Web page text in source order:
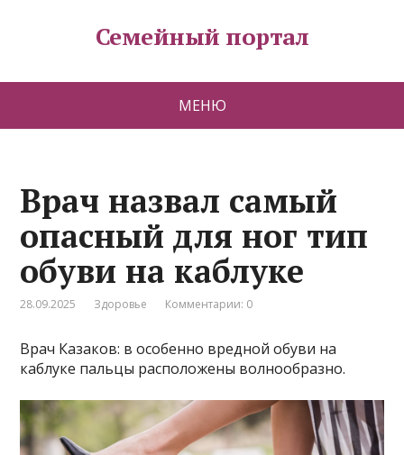
Семейный портал
МЕНЮ
Врач назвал самый
опасный для ног тип
обуви на каблуке
28.09.2025 Здоровье Комментарии: 0
Врач Казаков: в особенно вредной обуви на
каблуке пальцы расположены волнообразно.